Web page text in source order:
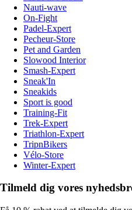
Nauti-wave
On-Fight
Padel-Expert
Pecheur-Store
Pet and Garden
Slowood Interior
Smash-Expert
Sneak'In
Sneakids
Sport is good
Training-Fit
Trek-Expert
Triathlon-Expert
TripnBikers
Vélo-Store
Winter-Expert
Tilmeld dig vores